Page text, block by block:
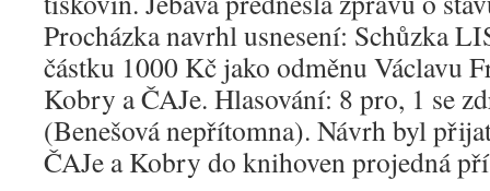
Procházka navrhl usnesení: Schůzka
částku 1000 Kč jako odměnu Václavu
Kobry a ČAJe. Hlasování: 8 pro, 1 se
(Benešová nepřítomna). Návrh byl
ČAJe a Kobry do knihoven projedná